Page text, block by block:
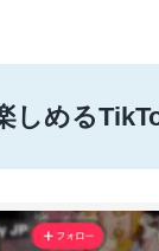
しめる